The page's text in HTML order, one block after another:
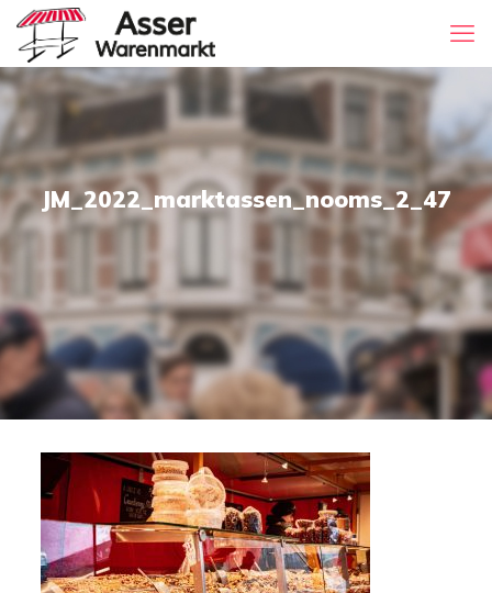
JM_2022_marktassen_nooms_2_47